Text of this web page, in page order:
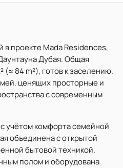
в проекте Mada Residences,
Дубая. Общая
(≈ 84 m²), готов к заселению.
ценящих просторные и
с современным
учётом комфорта семейной
объединена с открытой
бытовой техникой.
полом и оборудована